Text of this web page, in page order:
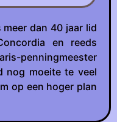
dan 40 jaar lid
en reeds
penningmeester
nog moeite te veel
op een hoger plan